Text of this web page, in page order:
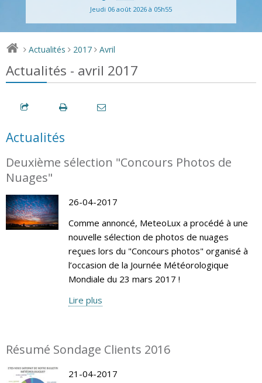
Jeudi 06 août 2026 à 05h55
> Actualités > 2017 > Avril
Actualités - avril 2017
Actualités
Deuxième sélection "Concours Photos de
Nuages"
26-04-2017
Comme annoncé, MeteoLux a procédé à une
nouvelle sélection de photos de nuages
reçues lors du "Concours photos" organisé à
l’occasion de la Journée Météorologique
Mondiale du 23 mars 2017 !
Lire plus
Résumé Sondage Clients 2016
21-04-2017